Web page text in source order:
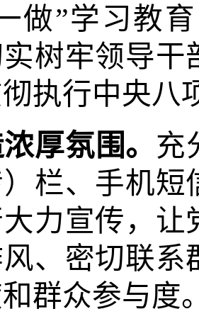
做”学习教
树牢领导干
执行中央八
厚氛围。 充
）栏、手机
力宣传，让
、密切联
群众参与度